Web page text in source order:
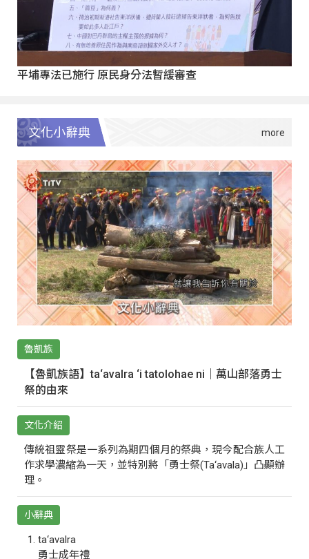
平埔專法已施行 原民身分法暫緩審查
文化小辭典
魯凱族
【魯凱族語】ta‘avalra ‘i tatolohae ni｜萬山部落勇士
祭的由來
文化介紹
傳統祖靈祭是一系列為期四個月的祭典，現今配合族人工
作求學濃縮為一天，並特別將「勇士祭(Ta‘avala)」凸顯辦
理。
小辭典
ta‘avalra
勇士成年禮